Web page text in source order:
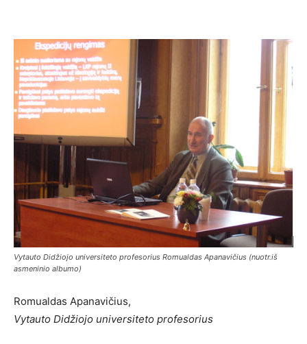
Vytauto Didžiojo universiteto profesorius Romualdas Apanavičius (nuotr.iš
asmeninio albumo)
Romualdas Apanavičius,
Vytauto Didžiojo universiteto profesorius